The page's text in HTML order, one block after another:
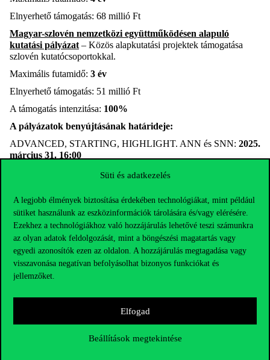
Süti és adatkezelés
A legjobb élmények biztosítása érdekében technológiákat, mint például
sütiket használunk az eszközinformációk tárolására és/vagy elérésére.
Ezekhez a technológiákhoz való hozzájárulás lehetővé teszi számunkra
az olyan adatok feldolgozását, mint a böngészési magatartás vagy
egyedi azonosítók ezen az oldalon. A hozzájárulás megtagadása vagy
visszavonása negatívan befolyásolhat bizonyos funkciókat és
jellemzőket.
Elfogad
Beállítások megtekintése
Elnyerhető támogatás: 68 millió Ft
Magyar-szlovén nemzetközi együttműködésen alapuló
kutatási pályázat – Közös alapkutatási projektek támogatása
szlovén kutatócsoportokkal.
Maximális futamidő: 3 év
Elnyerhető támogatás: 51 millió Ft
A támogatás intenzitása: 100%
A pályázatok benyújtásának határideje:
ADVANCED, STARTING, HIGHLIGHT. ANN és SNN: 2025.
március 31. 16:00
2025. szeptember 10. 16:00
corvinus.hu), a Hazai Pályázatok és Projektek munkatársa felé
mindenképp jelezzék a pályázási szándékot!
További részletek és pályázati feltételek:ITT